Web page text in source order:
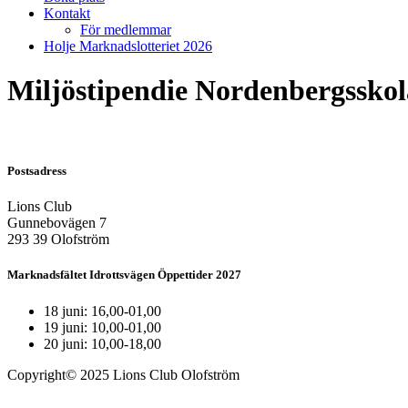
Kontakt
För medlemmar
Holje Marknadslotteriet 2026
Miljöstipendie
Postsadress
Lions Club
Gunnebovägen 7
293 39 Olofström
Marknadsfältet Idrottsvägen Öppettider 2027
18 juni: 16,00-01,00
19 juni: 10,00-01,00
20 juni: 10,00-18,00
Copyright© 2025 Lions Club Olofström